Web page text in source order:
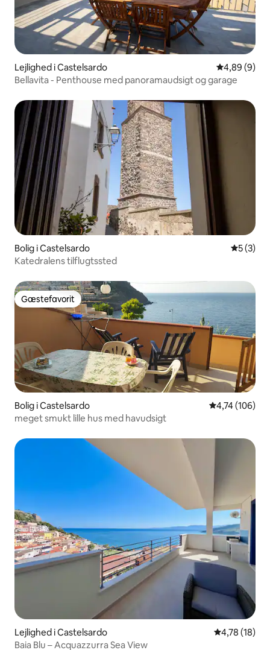
Lejlighed i Castelsardo 4,89 ud af 5
4,89 (9)
Bellavita - Penthouse med panoramaudsigt og garage
Bolig i Castelsardo 5 ud af 5
5 (3)
Katedralens tilflugtssted
Gæstefavorit
Gæstefavorit
Bolig i Castelsardo 4,74 ud af 5 i
4,74 (106)
meget smukt lille hus med havudsigt
Lejlighed i Castelsardo 4,78 ud af 5
4,78 (18)
Baia Blu – Acquazzurra Sea View